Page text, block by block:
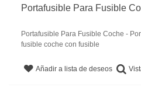
Portafusible Para Fusible
Portafusible Para Fusible Coche -
fusible coche con fusible
Añadir a lista de deseos